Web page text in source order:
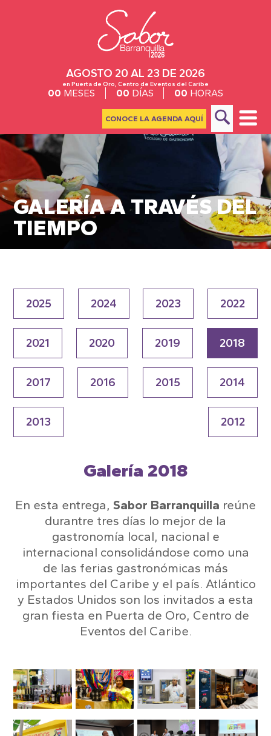
AGOSTO 20 AL 23 DE 2026
en Puerta de Oro, Centro de Eventos del Caribe
00 MESES 00 DÍAS 00 HORAS
CONOCE LA AGENDA AQUÍ
GALERÍA A TRAVÉS DEL
TIEMPO
2025 2024 2023 2022
2021 2020 2019 2018
2017 2016 2015 2014
2013 2012
Galería 2018
En esta entrega, Sabor Barranquilla reúne
durantre tres días lo mejor de la
gastronomía local, nacional e
internacional consolidándose como una
de las ferias gastronómicas más
importantes del Caribe y el país. Atlántico
y Estados Unidos son los invitados a esta
gran fiesta en Puerta de Oro, Centro de
Eventos del Caribe.